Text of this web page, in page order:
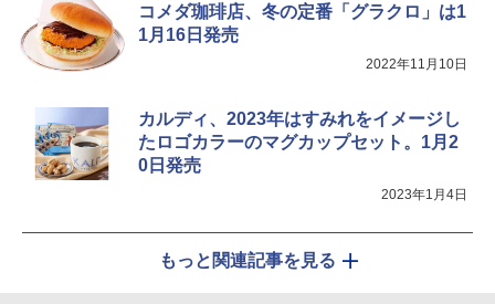
5
シャープ ウォーターオーブン ヘルシオ
AX-XJ1-B ブラック 30L 2段調理 コンベ
コメダ珈琲店、冬の定番「グラクロ」は1
1月16日発売
2022年11月10日
カルディ、2023年はすみれをイメージし
たロゴカラーのマグカップセット。1月2
0日発売
2023年1月4日
もっと関連記事を見る